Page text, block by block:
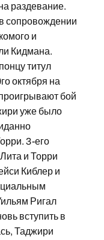
раздевание.
сопровождении
и
Кидмана.
титул
октября на
бой
уже было
3-его
и Торри
Киблер и
Ригал
вступить в
Таджири